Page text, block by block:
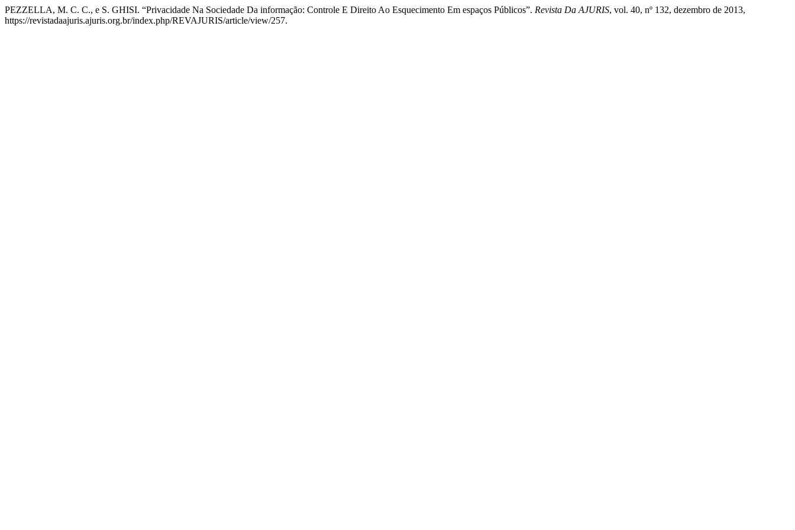
PEZZELLA, M. C. C., e S. GHISI. “Privacidade Na Sociedade Da informação: Controle E Direito Ao Esquecimento Em espaços Públicos”. Revista Da AJURIS, vol. 40, nº 132, dezembro de 2013,
https://revistadaajuris.ajuris.org.br/index.php/REVAJURIS/article/view/257.